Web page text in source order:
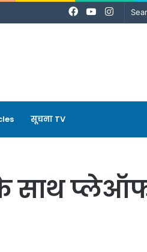
YouTube
Facebook
सूचना TV
के साथ